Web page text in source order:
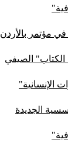
مؤتمر بالأردن
الكتاب" الصيفي
الجديدة